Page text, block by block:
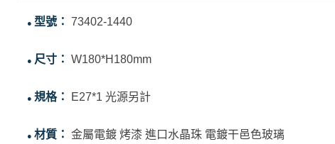
● 型號：73402-1440
● 尺寸：W180*H180mm
● 規格： E27*1 光源另計
● 材質：金屬電鍍 烤漆 進口水晶珠 電鍍干邑色玻璃